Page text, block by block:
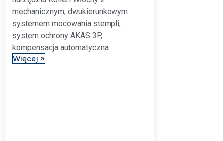
mechanicznym, dwukierunkowym
systemem mocowania stempli,
system ochrony AKAS 3P,
kompensacja automatyczna
Więcej »